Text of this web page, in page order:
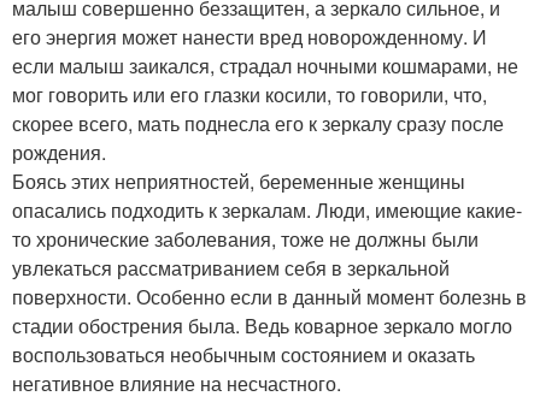
малыш совершенно беззащитен, а зеркало сильное, и
его энергия может нанести вред новорожденному. И
если малыш заикался, страдал ночными кошмарами, не
мог говорить или его глазки косили, то говорили, что,
скорее всего, мать поднесла его к зеркалу сразу после
рождения.
Боясь этих неприятностей, беременные женщины
опасались подходить к зеркалам. Люди, имеющие какие-
то хронические заболевания, тоже не должны были
увлекаться рассматриванием себя в зеркальной
поверхности. Особенно если в данный момент болезнь в
стадии обострения была. Ведь коварное зеркало могло
воспользоваться необычным состоянием и оказать
негативное влияние на несчастного.